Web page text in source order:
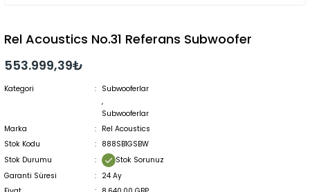
Rel Acoustics No.31 Referans Subwoofer
553.999,39₺
Kategori
Subwooferlar
,
Subwooferlar
Marka
Rel Acoustics
Stok Kodu
888SB1GSBW
Stok Durumu
Stok Sorunuz
Garanti Süresi
24 Ay